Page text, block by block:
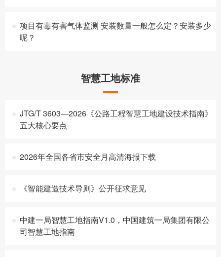
项目有毒有害气体监测 安装数量一般怎么定？安装多少
呢？
智慧工地标准
JTG/T 3603—2026《公路工程智慧工地建设技术指南》
五大核心要点
2026年全国各省市安全月高清海报下载
《智能建造技术导则》公开征求意见
中建一局智慧工地指南V1.0，中国建筑一局集团有限公
司智慧工地指南